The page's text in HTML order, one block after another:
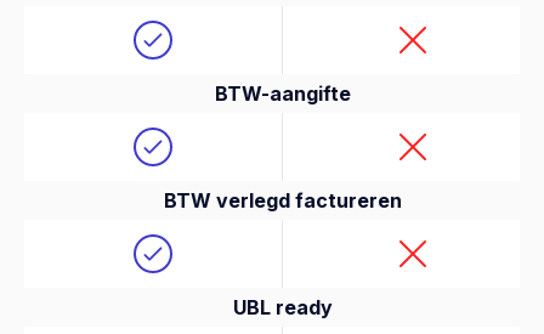
BTW-aangifte
BTW verlegd factureren
UBL ready